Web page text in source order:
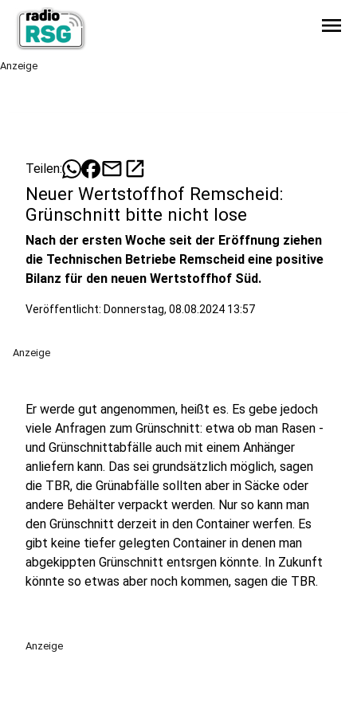
menu
Anzeige
Teilen: mailopen_in_new
Neuer Wertstoffhof Remscheid:
Grünschnitt bitte nicht lose
Nach der ersten Woche seit der Eröffnung ziehen
die Technischen Betriebe Remscheid eine positive
Bilanz für den neuen Wertstoffhof Süd.
Veröffentlicht: Donnerstag, 08.08.2024 13:57
Anzeige
Er werde gut angenommen, heißt es. Es gebe jedoch
viele Anfragen zum Grünschnitt: etwa ob man Rasen -
und Grünschnittabfälle auch mit einem Anhänger
anliefern kann. Das sei grundsätzlich möglich, sagen
die TBR, die Grünabfälle sollten aber in Säcke oder
andere Behälter verpackt werden. Nur so kann man
den Grünschnitt derzeit in den Container werfen. Es
gibt keine tiefer gelegten Container in denen man
abgekippten Grünschnitt entsrgen könnte. In Zukunft
könnte so etwas aber noch kommen, sagen die TBR.
Anzeige